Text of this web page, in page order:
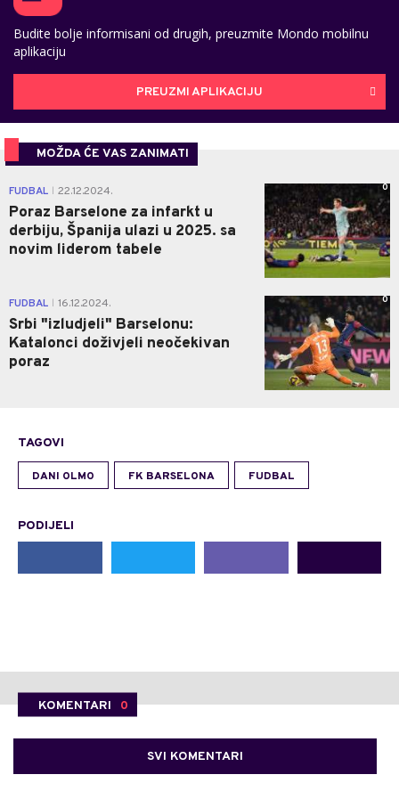
Budite bolje informisani od drugih, preuzmite Mondo mobilnu
aplikaciju
PREUZMI APLIKACIJU
MOŽDA ĆE VAS ZANIMATI
FUDBAL 22.12.2024.
Poraz Barselone za infarkt u
derbiju, Španija ulazi u 2025. sa
novim liderom tabele
0
FUDBAL 16.12.2024.
Srbi "izludjeli" Barselonu:
Katalonci doživjeli neočekivan
poraz
0
TAGOVI
DANI OLMO FK BARSELONA FUDBAL
PODIJELI
KOMENTARI 0
SVI KOMENTARI